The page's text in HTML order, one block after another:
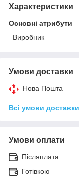
Характеристики
Основні атрибути
Виробник
Умови доставки
Нова Пошта
Всі умови доставки
Умови оплати
Післяплата
Готівкою